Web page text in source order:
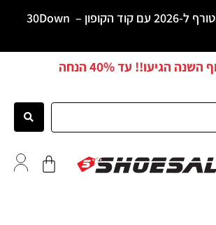
קוד הקופון – 30Down
השנה הגיעו!! עד40% הנחה